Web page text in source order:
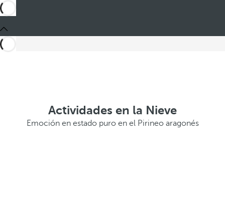
Actividades en la Nieve
Emoción en estado puro en el Pirineo aragonés